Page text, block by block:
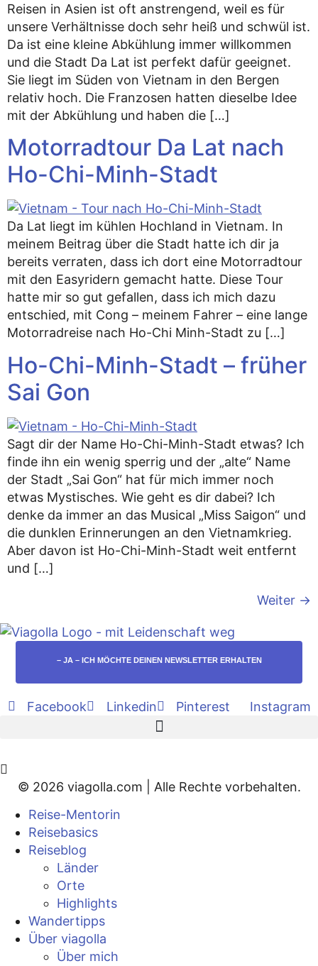
Reisen in Asien ist oft anstrengend, weil es für
unsere Verhältnisse doch sehr heiß und schwül ist.
Da ist eine kleine Abkühlung immer willkommen
und die Stadt Da Lat ist perfekt dafür geeignet.
Sie liegt im Süden von Vietnam in den Bergen
relativ hoch. Die Franzosen hatten dieselbe Idee
mit der Abkühlung und haben die […]
Motorradtour Da Lat nach
Ho-Chi-Minh-Stadt
Da Lat liegt im kühlen Hochland in Vietnam. In
meinem Beitrag über die Stadt hatte ich dir ja
bereits verraten, dass ich dort eine Motorradtour
mit den Easyridern gemacht hatte. Diese Tour
hatte mir so gut gefallen, dass ich mich dazu
entschied, mit Cong – meinem Fahrer – eine lange
Motorradreise nach Ho-Chi Minh-Stadt zu […]
Ho-Chi-Minh-Stadt – früher
Sai Gon
Sagt dir der Name Ho-Chi-Minh-Stadt etwas? Ich
finde ihn ein wenig sperrig und der „alte“ Name
der Stadt „Sai Gon“ hat für mich immer noch
etwas Mystisches. Wie geht es dir dabei? Ich
denke da immer an das Musical „Miss Saigon“ und
die dunklen Erinnerungen an den Vietnamkrieg.
Aber davon ist Ho-Chi-Minh-Stadt weit entfernt
und […]
Weiter →
– JA – ICH MÖCHTE DEINEN NEWSLETTER ERHALTEN
Facebook Linkedin Pinterest Instagram
© 2026 viagolla.com | Alle Rechte vorbehalten.
Reise-Mentorin
Reisebasics
Reiseblog
Länder
Orte
Highlights
Wandertipps
Über viagolla
Über mich